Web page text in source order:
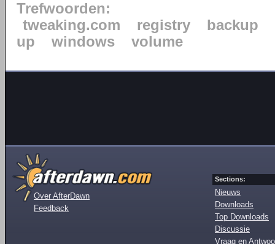
Trefwoorden:
tweaking.com
registry
backup
up
windows volume
Over AfterDawn
Feedback
Sections:
Nieuws
Downloads
Top Downloads
Discussie
Vraag en